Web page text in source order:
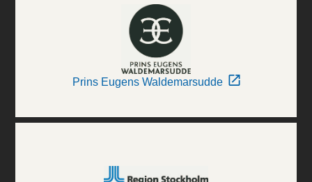
Prins Eugens Waldemarsudde